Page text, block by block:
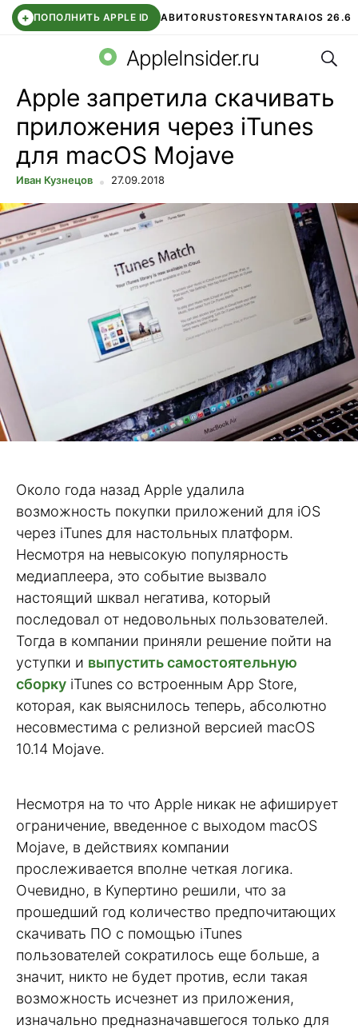
+ ПОПОЛНИТЬ APPLE ID АВИТОRUSTORESYNTARAIOS 26.6
СБЕР КИДС ЧАТ ROBLOXВТБ ОНЛАЙН
AppleInsider.ru
Apple запретила скачивать
приложения через iTunes
для macOS Mojave
Иван Кузнецов 27.09.2018
Около года назад Apple удалила
возможность покупки приложений для iOS
через iTunes для настольных платформ.
Несмотря на невысокую популярность
медиаплеера, это событие вызвало
настоящий шквал негатива, который
последовал от недовольных пользователей.
Тогда в компании приняли решение пойти на
уступки и выпустить самостоятельную
сборку iTunes со встроенным App Store,
которая, как выяснилось теперь, абсолютно
несовместима с релизной версией macOS
10.14 Mojave.
Несмотря на то что Apple никак не афиширует
ограничение, введенное с выходом macOS
Mojave, в действиях компании
прослеживается вполне четкая логика.
Очевидно, в Купертино решили, что за
прошедший год количество предпочитающих
скачивать ПО с помощью iTunes
пользователей сократилось еще больше, а
значит, никто не будет против, если такая
возможность исчезнет из приложения,
изначально предназначавшегося только для